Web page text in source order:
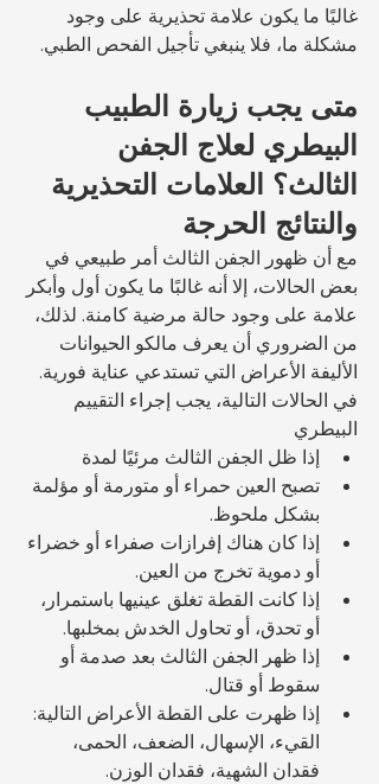
غالبًا ما يكون علامة تحذيرية على وجود
مشكلة ما، فلا ينبغي تأجيل الفحص الطبي.
متى يجب زيارة الطبيب
البيطري لعلاج الجفن
الثالث؟ العلامات التحذيرية
والنتائج الحرجة
مع أن ظهور الجفن الثالث أمر طبيعي في
بعض الحالات، إلا أنه غالبًا ما يكون أول وأبكر
علامة على وجود حالة مرضية كامنة. لذلك،
من الضروري أن يعرف مالكو الحيوانات
الأليفة الأعراض التي تستدعي عناية فورية.
في الحالات التالية، يجب إجراء التقييم
البيطري
إذا ظل الجفن الثالث مرئيًا لمدة
تصبح العين حمراء أو متورمة أو مؤلمة
بشكل ملحوظ.
إذا كان هناك إفرازات صفراء أو خضراء
أو دموية تخرج من العين.
إذا كانت القطة تغلق عينيها باستمرار،
أو تحدق، أو تحاول الخدش بمخلبها.
إذا ظهر الجفن الثالث بعد صدمة أو
سقوط أو قتال.
إذا ظهرت على القطة الأعراض التالية:
القيء، الإسهال، الضعف، الحمى،
فقدان الشهية، فقدان الوزن.